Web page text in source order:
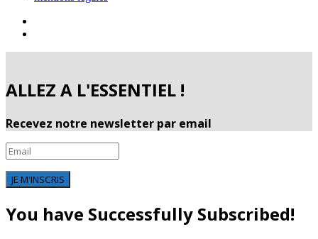
ALLEZ A L'ESSENTIEL !
Recevez notre newsletter par email
JE M'INSCRIS
You have Successfully Subscribed!